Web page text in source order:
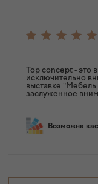
Top concept - это
исключительно
выставке
заслуженное
Возможна